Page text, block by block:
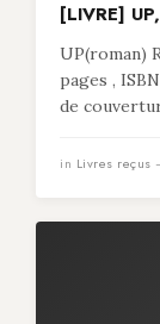
[LIVRE]
UP(roman)
pages ,
de
in Livres reçus